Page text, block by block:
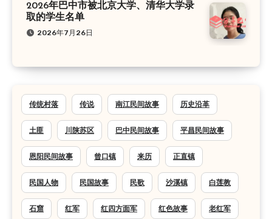
2026年巴中市被北京大学、清华大学录
取的学生名单
2026年7月26日
传统村落 传说 南江民间故事 历史沿革
土匪 川陕苏区 巴中民间故事 平昌民间故事
恩阳民间故事 曾口镇 来历 正直镇
民国人物 民国故事 民歌 沙溪镇 白莲教
石窟 红军 红四方面军 红色故事 老红军